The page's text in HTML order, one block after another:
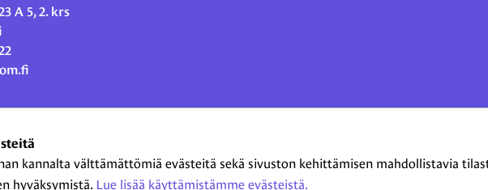
kannalta välttämättömiä evästeitä sekä sivuston kehittämisen mahdollistavia
hyväksymistä. Lue lisää käyttämistämme evästeistä.​​​​​​
A 5, 2. krs